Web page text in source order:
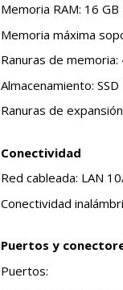
Memoria RAM: 16
Memoria máxima
Ranuras de
Almacenamiento:
Ranuras de
Conectividad
Red cableada: LAN
Conectividad
Puertos y
Puertos: